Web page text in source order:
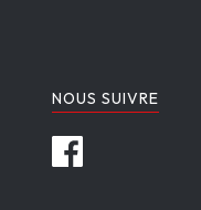
NOUS SUIVRE
Facebook